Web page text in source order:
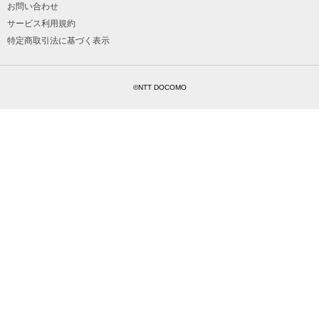
お問い合わせ
サービス利用規約
特定商取引法に基づく表示
©NTT DOCOMO